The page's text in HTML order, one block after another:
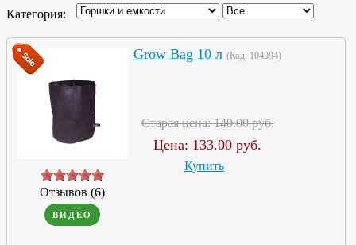
Категория:
Отзывов (6)
ВИДЕО
Grow Bag 10 л (Код: 104994)
Старая цена:140.00 руб.
Цена: 133.00 руб.
Купить